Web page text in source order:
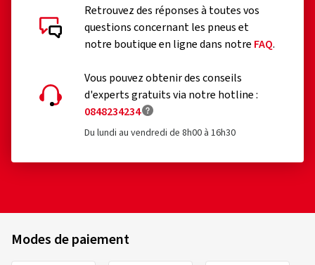
Retrouvez des réponses à toutes vos
questions concernant les pneus et
notre boutique en ligne dans notre FAQ.
Vous pouvez obtenir des conseils
d'experts gratuits via notre hotline :
0848234234
Du lundi au vendredi de 8h00 à 16h30
Modes de paiement